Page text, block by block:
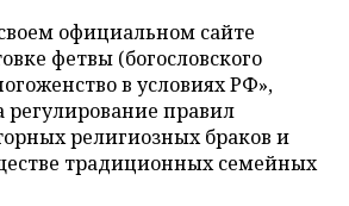
официальном сайте
фетвы (богословского
в условиях РФ»,
правил
религиозных браков и
традиционных семейных